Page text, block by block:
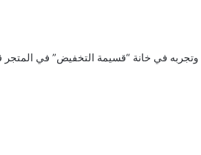
في خانة “قسيمة التخفيض” في المتجر